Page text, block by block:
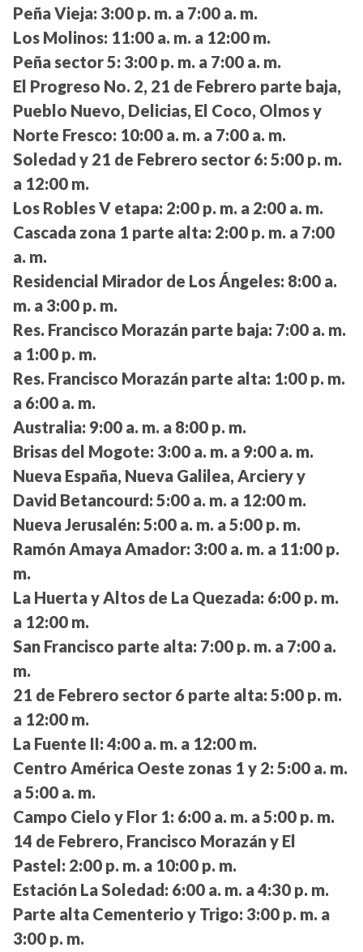
Peña Vieja: 3:00 p. m. a 7:00 a. m.
Los Molinos: 11:00 a. m. a 12:00 m.
Peña sector 5: 3:00 p. m. a 7:00 a. m.
El Progreso No. 2, 21 de Febrero parte baja,
Pueblo Nuevo, Delicias, El Coco, Olmos y
Norte Fresco: 10:00 a. m. a 7:00 a. m.
Soledad y 21 de Febrero sector 6: 5:00 p. m.
a 12:00 m.
Los Robles V etapa: 2:00 p. m. a 2:00 a. m.
Cascada zona 1 parte alta: 2:00 p. m. a 7:00
a. m.
Residencial Mirador de Los Ángeles: 8:00 a.
m. a 3:00 p. m.
Res. Francisco Morazán parte baja: 7:00 a. m.
a 1:00 p. m.
Res. Francisco Morazán parte alta: 1:00 p. m.
a 6:00 a. m.
Australia: 9:00 a. m. a 8:00 p. m.
Brisas del Mogote: 3:00 a. m. a 9:00 a. m.
Nueva España, Nueva Galilea, Arciery y
David Betancourd: 5:00 a. m. a 12:00 m.
Nueva Jerusalén: 5:00 a. m. a 5:00 p. m.
Ramón Amaya Amador: 3:00 a. m. a 11:00 p.
m.
La Huerta y Altos de La Quezada: 6:00 p. m.
a 12:00 m.
San Francisco parte alta: 7:00 p. m. a 7:00 a.
m.
21 de Febrero sector 6 parte alta: 5:00 p. m.
a 12:00 m.
La Fuente II: 4:00 a. m. a 12:00 m.
Centro América Oeste zonas 1 y 2: 5:00 a. m.
a 5:00 a. m.
Campo Cielo y Flor 1: 6:00 a. m. a 5:00 p. m.
14 de Febrero, Francisco Morazán y El
Pastel: 2:00 p. m. a 10:00 p. m.
Estación La Soledad: 6:00 a. m. a 4:30 p. m.
Parte alta Cementerio y Trigo: 3:00 p. m. a
3:00 p. m.